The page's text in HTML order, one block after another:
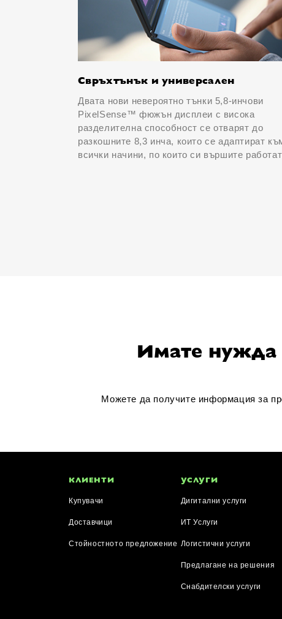
Свръхтънък и универсален
Двата нови невероятно тънки 5,8-инчови
PixelSense™ фюжън дисплеи с висока
разделителна способност се отварят до
разкошните 8,3 инча, които се адаптират
всички начини, по които си вършите
Имате нужда
Можете да получите информация за
КЛИЕНТИ
Купувачи
Доставчици
Стойностното предложение
УСЛУГИ
Дигитални услуги
ИТ Услуги
Логистични услуги
Предлагане на решения
Снабдителски услуги